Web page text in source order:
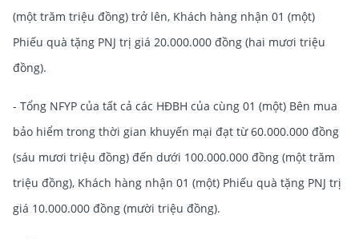
(một trăm triệu đồng) trở lên, Khách hàng nhận 01 (một)
Phiếu quà tặng PNJ trị giá 20.000.000 đồng (hai mươi triệu
đồng).
- Tổng NFYP của tất cả các HĐBH của cùng 01 (một) Bên mua
bảo hiểm trong thời gian khuyến mại đạt từ 60.000.000 đồng
(sáu mươi triệu đồng) đến dưới 100.000.000 đồng (một trăm
triệu đồng), Khách hàng nhận 01 (một) Phiếu quà tặng PNJ trị
giá 10.000.000 đồng (mười triệu đồng).